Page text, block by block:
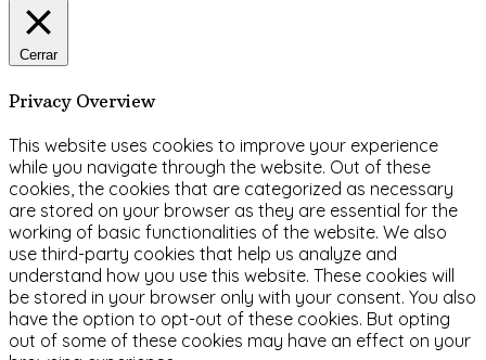
Cerrar
Privacy Overview
This website uses cookies to improve your experience
while you navigate through the website. Out of these
cookies, the cookies that are categorized as necessary
are stored on your browser as they are essential for the
working of basic functionalities of the website. We also
use third-party cookies that help us analyze and
understand how you use this website. These cookies will
be stored in your browser only with your consent. You also
have the option to opt-out of these cookies. But opting
out of some of these cookies may have an effect on your